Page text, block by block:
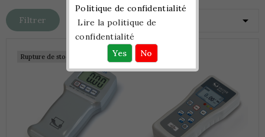
Filtrer Pertinence 
Rupture de stock
Politique de confidentialité
Lire la politique de
confidentialité